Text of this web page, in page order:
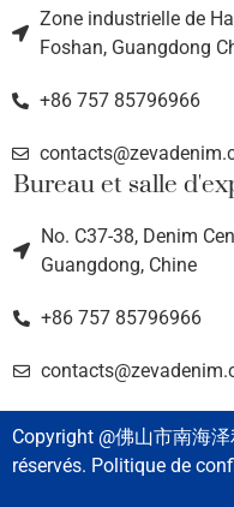
Zone industrielle de
Foshan, Guangdong
+86 757 85796966
Bureau et salle
No. C37-38, Denim
Guangdong, Chine
+86 757 85796966
Copyright @佛山市南海
réservés. Politique de